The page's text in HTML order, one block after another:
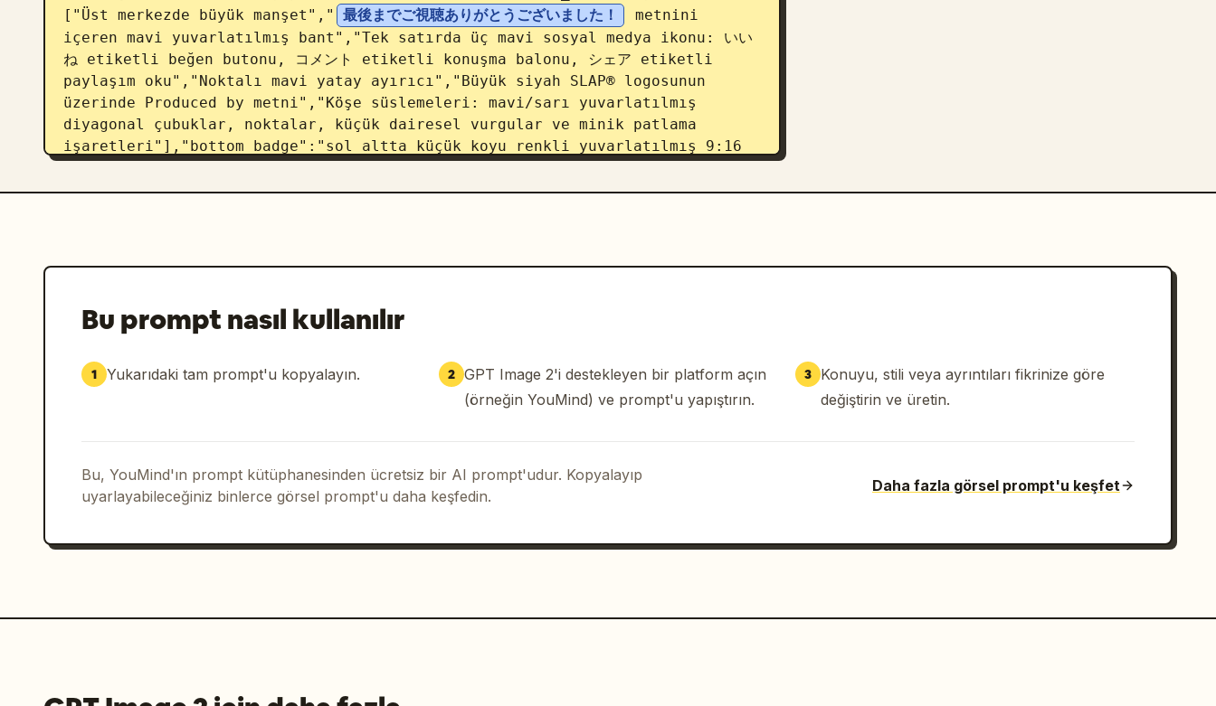
["Üst merkezde büyük manşet","
最後までご視聴ありがとうございました！
metnini
içeren mavi yuvarlatılmış bant","Tek satırda üç mavi sosyal medya ikonu: いい
ね etiketli beğen butonu, コメント etiketli konuşma balonu, シェア etiketli
paylaşım oku","Noktalı mavi yatay ayırıcı","Büyük siyah SLAP® logosunun
üzerinde Produced by metni","Köşe süslemeleri: mavi/sarı yuvarlatılmış
diyagonal çubuklar, noktalar, küçük dairesel vurgular ve minik patlama
işaretleri"],"bottom_badge":"sol altta küçük koyu renkli yuvarlatılmış 9:16
isteği","position":"orta kart","elements_count":6,"elements":["Üst merkezde
daireler, noktalı ızgaralar ve mavi yayılan işaretler"],"bottom_badge":"sol
enerjik abone ol/paylaş outro","position":"sağ
kart","elements_count":7,"elements":["Kenarlardan yayılan mavi hız
çizgileriyle üst merkezde büyük manşet","Ortalanmış kalın siyah mesaj:
oku","Altında ortalanmış siyah metin: よろしくお願いします！","Gri/siyah SLAP®
logosunun üzerinde Produced by","Dağınık mavi ve sarı ışıltı, daire, elmas ve
hareket çizgileri"],"bottom_badge":"sol altta küçük koyu renkli yuvarlatılmış
Bu prompt nasıl kullanılır
1 Yukarıdaki tam prompt'u kopyalayın. 2 GPT Image 2'i destekleyen bir platform açın
(örneğin YouMind) ve prompt'u yapıştırın.
3
Konuyu, stili veya ayrıntıları fikrinize göre
değiştirin ve üretin.
Bu, YouMind'ın prompt kütüphanesinden ücretsiz bir AI prompt'udur. Kopyalayıp
uyarlayabileceğiniz binlerce görsel prompt'u daha keşfedin.
Daha fazla görsel prompt'u keşfet